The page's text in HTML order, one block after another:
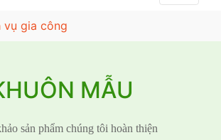
vụ gia công
MẪU
sản phẩm chúng tôi hoàn thiện